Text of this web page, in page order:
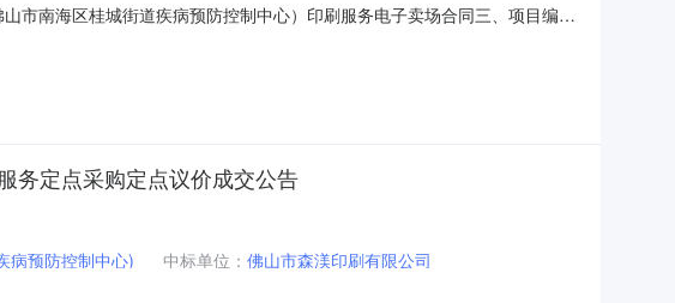
市南海区桂城街道疾病预防控制中心）印刷服务电子卖场合同三、项目编号
四路26号桂城街道社区卫生服务中心联系方式：86716520供应商(乙方)
务定点采购定点议价成交公告
病预防控制中心) 中标单位： 佛山市森渼印刷有限公司